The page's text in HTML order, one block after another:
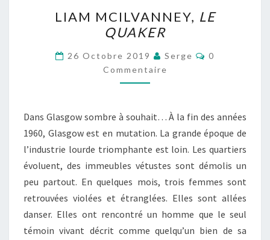
MCILVANNEY,
LE
QUAKER
LIAM MCILVANNEY, LE
QUAKER
26 Octobre 2019 Serge
0
Commentaire
Dans Glasgow sombre à souhait… À la fin des années
1960, Glasgow est en mutation. La grande époque de
l’industrie lourde triomphante est loin. Les quartiers
évoluent, des immeubles vétustes sont démolis un
peu partout. En quelques mois, trois femmes sont
retrouvées violées et étranglées. Elles sont allées
danser. Elles ont rencontré un homme que le seul
témoin vivant décrit comme quelqu’un bien de sa